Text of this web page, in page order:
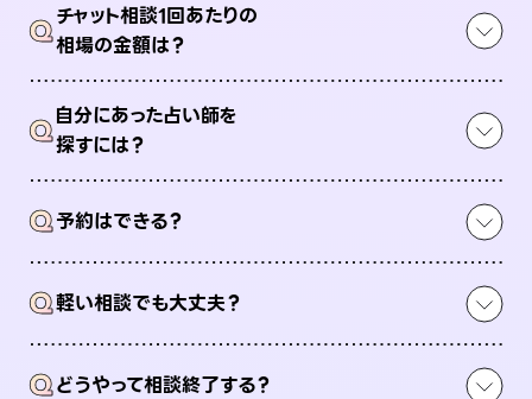
Qチャット相談1回あたりの
相場の金額は？
Q自分にあった占い師を
探すには？
Q予約はできる？
Q軽い相談でも大丈夫？
Qどうやって相談終了する？